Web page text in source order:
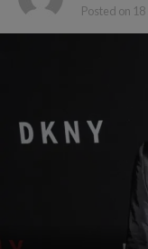
Posted on